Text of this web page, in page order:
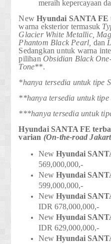
meraih kepercayaan
NewHyundai SANTA FE
warna eksterior termasuk
Glacier White Metallic,
Phantom Black Pearl, dan
Sedangkan untuk warna
pilihanObsidian Black
Tone**.
*hanya tersedia untuk tipe
**hanya tersedia untuk tipe
***hanya tersedia untuk
Hyundai SANTA FE
varian (On-the-road
NewHyundai
569,000,000,-
NewHyundai
599,000,000,-
NewHyundai
IDR 678,000,000,-
NewHyundai
IDR 629,000,000,-
NewHyundai